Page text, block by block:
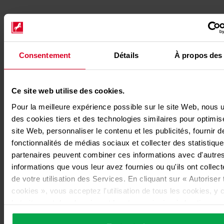
Consentement Détails À propos des
Ce site web utilise des cookies.
Pour la meilleure expérience possible sur le site Web, nous
des cookies tiers et des technologies similaires pour
site Web, personnaliser le contenu et les publicités, fournir
fonctionnalités de médias sociaux et collecter des
partenaires peuvent combiner ces informations avec
informations que vous leur avez fournies ou qu'ils ont
de votre utilisation des Services. En cliquant sur « Autoriser
cookies », vous acceptez l'utilisation de tous les cookies, y
conformément à notre déclaration de protection des
Application des mélanges de gaz
Le mélangeur est conçu pour maximiser le confort d’usage et
automatiquement alimenté avec le mélange spécifié. Les gaz
à mélanger sont variés, les plus courants étant l’azote, l’acide
s’utilisent tant dans des applications industrielles que dans
conditionnement MAP. Les gaz MAP de Westfalen sont
vendus sous le nom de Protadur®. Tous ces gaz sont certifiés
HACCP.